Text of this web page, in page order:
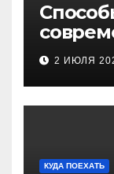
через
2 ИЮЛЯ
КУДА ПОЕХАТЬ